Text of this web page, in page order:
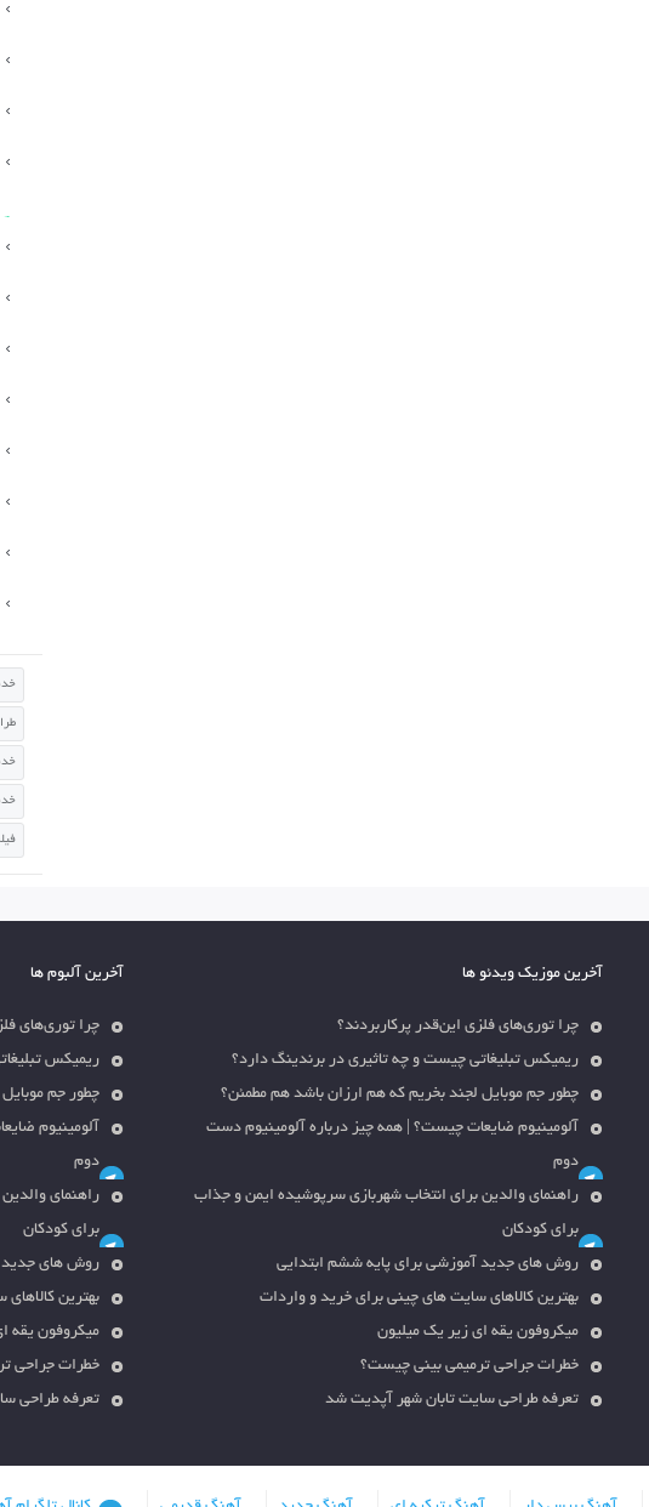
آخرین موزیک ویدئو ها
چرا توری‌های فلزی این‌قدر پرکاربردند؟
ریمیکس تبلیغاتی چیست و چه تاثیری در برندینگ دارد؟
چطور جم موبایل لجند بخریم که هم ارزان باشد هم مطمئن؟
آلومینیوم ضایعات چیست؟ | همه چیز درباره آلومینیوم دست
دوم
راهنمای والدین برای انتخاب شهربازی سرپوشیده ایمن و جذاب
برای کودکان
روش های جدید آموزشی برای پایه ششم ابتدایی
بهترین کالاهای سایت های چینی برای خرید و واردات
میکروفون یقه ای زیر یک میلیون
خطرات جراحی ترمیمی بینی چیست؟
تعرفه طراحی سایت تابان شهر آپدیت شد
آخرین آلبوم ها
چرا توری‌های
ریمیکس
چطور جم
آلومینیوم
دوم
راهنمای
برای کودکان
روش های جدید
بهترین
میکروفون یقه
خطرات جراحی
تعرفه طراحی